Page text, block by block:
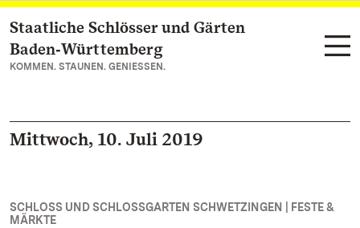
Zum Hauptinhalt springen
Staatliche Schlösser und Gärten
Baden‑Württemberg
KOMMEN. STAUNEN. GENIESSEN.
Mittwoch, 10. Juli 2019
SCHLOSS UND SCHLOSSGARTEN SCHWETZINGEN | FESTE &
MÄRKTE